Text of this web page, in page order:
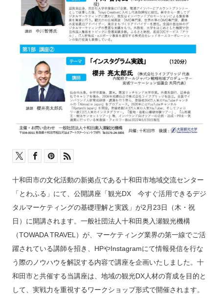
十和田市の文化活動の新拠点である十和田市地域交流センター
「とわふる」にて、公開講座「観光DX 今すぐ活用できるデジ
タルマーケティングの基礎理解と実践」が2月23日（木・祝
日）に開講されます。一般社団法人十和田奥入瀬観光機構
（TOWADA TRAVEL）が、マーケティング業界の第一線でご活
躍されている講師を招き、HPやInstagramにて情報発信を行な
う際のノウハウを解説する内容で講座を企画いたしました。十
和田市と共催する当講座は、地域の観光DX人材の育成を目的と
して、実戦力を重視するワークショップ形式で開催されます。